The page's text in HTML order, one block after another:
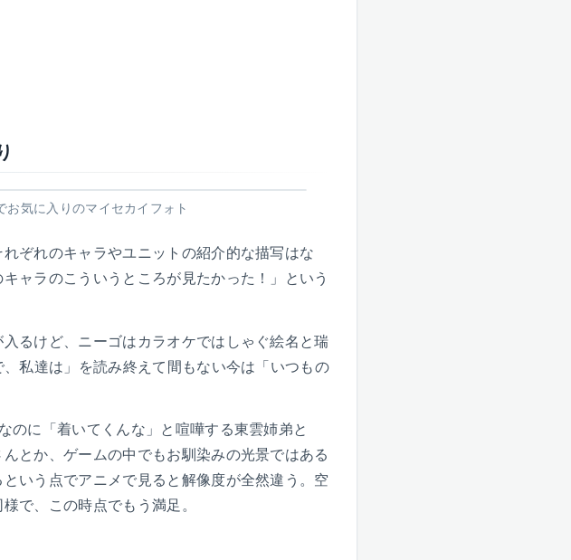
気に入りのマイセカイフォト
ぞれのキャラやユニットの紹介的な描写はな
ャラのこういうところが見たかった！」という
るけど、ニーゴはカラオケではしゃぐ絵名と瑞
私達は」を読み終えて間もない今は「いつもの
のに「着いてくんな」と喧嘩する東雲姉弟と
とか、ゲームの中でもお馴染みの光景ではある
いう点でアニメで見ると解像度が全然違う。空
で、この時点でもう満足。